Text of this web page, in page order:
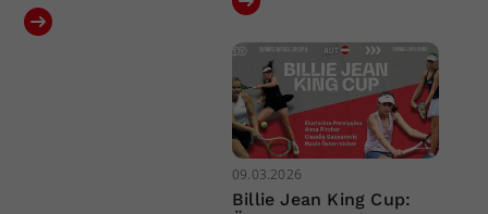
09.03.2026
Billie Jean King Cup: